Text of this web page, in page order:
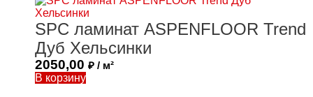
SPC ламинат ASPENFLOOR Trend
Дуб Хельсинки
2050,00 ₽ / м²
В корзину